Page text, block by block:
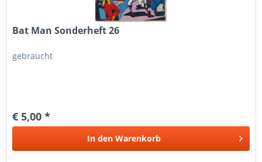
Bat Man Sonderheft 26
gebraucht
€ 5,00 *
In den Warenkorb